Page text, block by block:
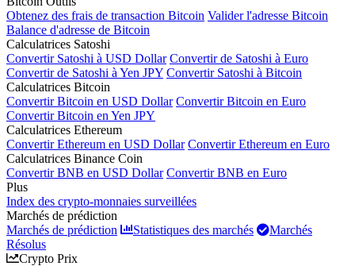
Obtenez des frais de transaction Bitcoin Valider l'adresse Bitcoin
Balance d'adresse de Bitcoin
Calculatrices Satoshi
Convertir Satoshi à USD Dollar Convertir de Satoshi à Euro
Convertir de Satoshi à Yen JPY Convertir Satoshi à Bitcoin
Calculatrices Bitcoin
Convertir Bitcoin en USD Dollar Convertir Bitcoin en Euro
Convertir Bitcoin en Yen JPY
Calculatrices Ethereum
Convertir Ethereum en USD Dollar Convertir Ethereum en Euro
Calculatrices Binance Coin
Convertir BNB en USD Dollar Convertir BNB en Euro
Plus
Index des crypto-monnaies surveillées
Marchés de prédiction
Marchés de prédiction
Statistiques des marchés
Marchés
Résolus
Crypto Prix